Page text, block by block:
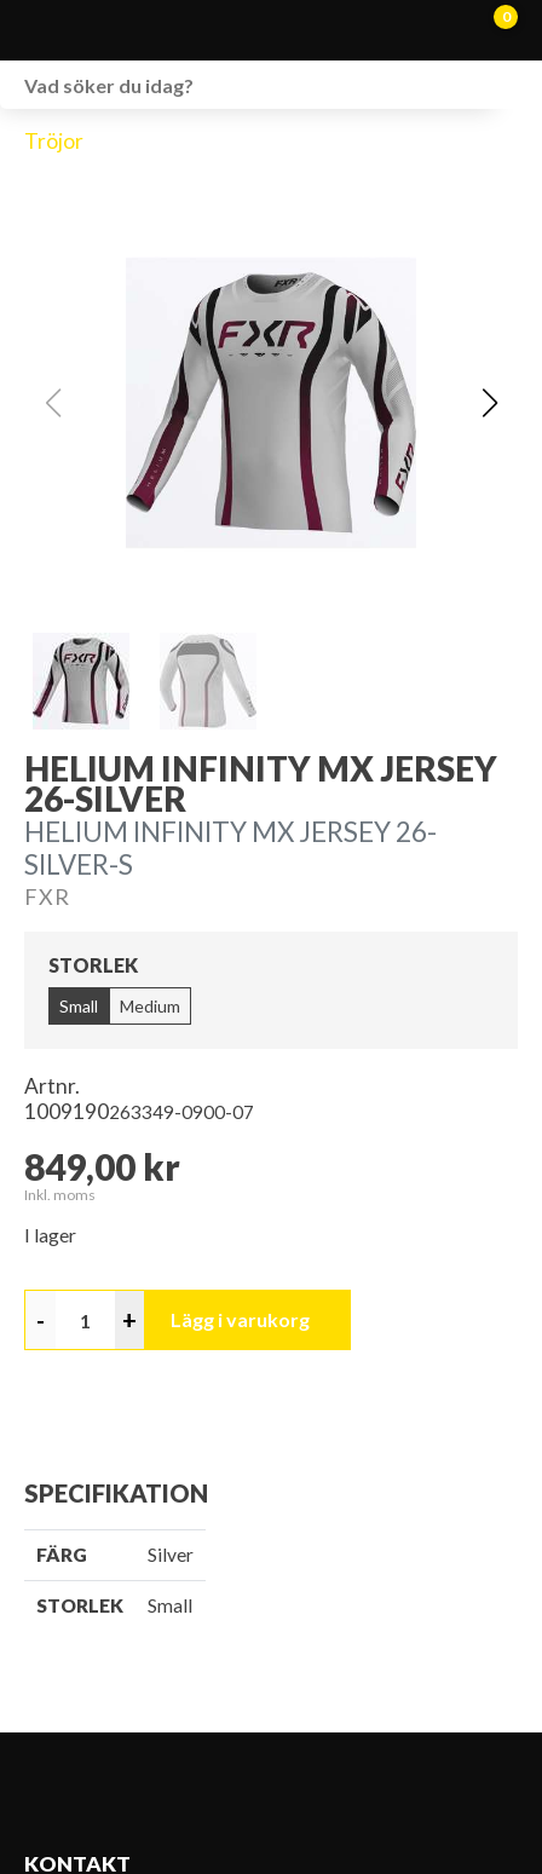
0
VÅRA BRANDS
KONTAKT
Tröjor
HELIUM INFINITY MX JERSEY
26-SILVER
HELIUM INFINITY MX JERSEY 26-
SILVER-S
FXR
STORLEK
Small Medium
Artnr.
1009190263349-0900-07
849,00 kr
Inkl. moms
I lager
- + Lägg i varukorg
SPECIFIKATION
FÄRG Silver
STORLEK Small
KONTAKT